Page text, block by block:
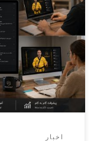
۱۴۰۳/۶/۹
برگزاری دوره استاد
دانش انتخاب ثبت […]
اخبار